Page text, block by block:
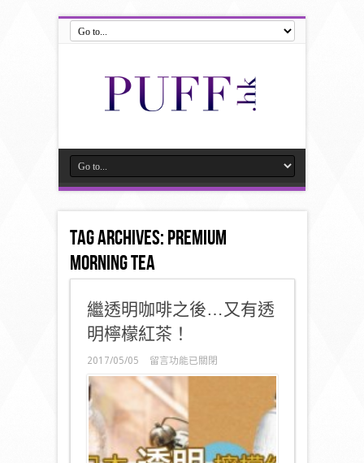
Tag Archives:premium
morning tea
繼透明咖啡之後…又有透
明檸檬紅茶！
2017/05/05
在
〈繼
透
啡
之
後…
留言功能已關閉